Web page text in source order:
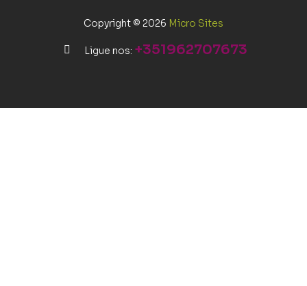
Copyright © 2026 Micro Sites
Ligue nos: +351962707673